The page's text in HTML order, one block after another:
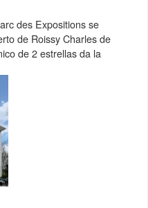
des Expositions se
de Roissy Charles de
de 2 estrellas da la